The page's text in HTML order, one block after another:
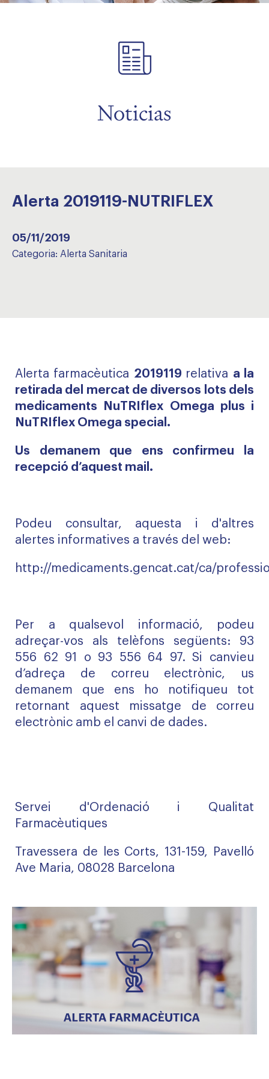
Noticias
Alerta 2019119-NUTRIFLEX
05/11/2019
Categoria: Alerta Sanitaria
Alerta farmacèutica 2019119 relativa a la
retirada del mercat de diversos lots dels
medicaments NuTRIflex Omega plus i
NuTRIflex Omega special.
Us demanem que ens confirmeu la
recepció d’aquest mail.
Podeu consultar, aquesta i d'altres
alertes informatives a través del web:
http://medicaments.gencat.cat/ca/
Per a qualsevol informació, podeu
adreçar-vos als telèfons següents: 93
556 62 91 o 93 556 64 97. Si canvieu
d’adreça de correu electrònic, us
demanem que ens ho notifiqueu tot
retornant aquest missatge de correu
electrònic amb el canvi de dades.
Servei d'Ordenació i Qualitat
Farmacèutiques
Travessera de les Corts, 131-159, Pavelló
Ave Maria, 08028 Barcelona